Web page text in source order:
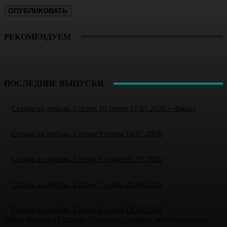
РЕКОМЕНДУЕМ
ПОСЛЕДНИЕ ВЫПУСКИ
Ставка на любовь 2 сезон 10 серия 17.07.2026 – Финал